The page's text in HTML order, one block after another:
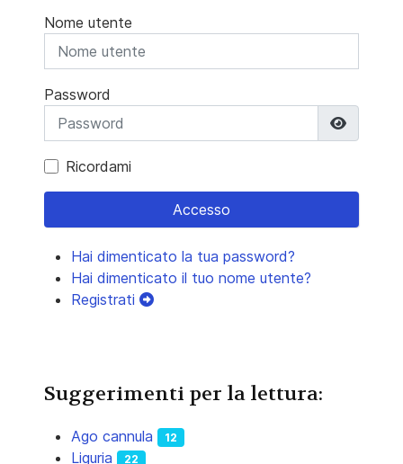
Nome utente
Password
Ricordami
Accesso
Hai dimenticato la tua password?
Hai dimenticato il tuo nome utente?
Registrati
Suggerimenti per la lettura:
Ago cannula 12
Liguria 22